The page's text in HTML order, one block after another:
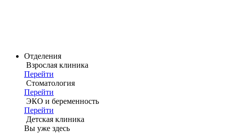
Отделения
Взрослая клиника
Перейти
Стоматология
Перейти
ЭКО и беременность
Перейти
Детская клиника
Вы уже здесь